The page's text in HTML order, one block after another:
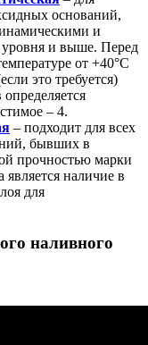
оснований,
и
уровня и выше. Перед
от +40°С
это требуется)
– 4.
– подходит для всех
бывших в
прочностью марки
наличие в
для
наливного